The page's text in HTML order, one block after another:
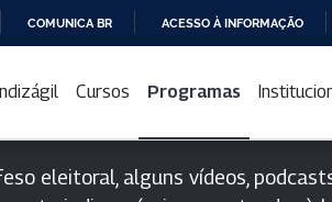
PARA
CONTEÚDO
COMUNICA BR ACESSO À INFORMAÇÃO
Cursos Programas
eleitoral, alguns vídeos,